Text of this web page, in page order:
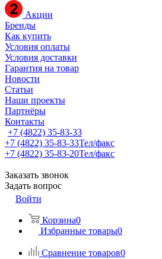
Акции
Бренды
Как купить
Условия оплаты
Условия доставки
Гарантия на товар
Новости
Статьи
Наши проекты
Партнёры
Контакты
+7 (4822) 35-83-33
+7 (4822) 35-83-33Тел/факс
+7 (4822) 35-83-20Тел/факс
Заказать звонок
Задать вопрос
Войти
Корзина0
Избранные товары0
Сравнение товаров0